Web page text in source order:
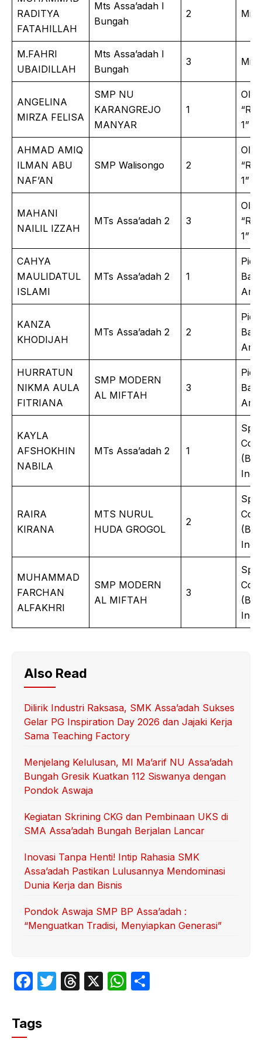
RADITYA
FATAHILLAH
Mts Assa’adah I
Bungah
2 Mini
M.FAHRI
UBAIDILLAH
Mts Assa’adah I
Bungah
3 Mini
ANGELINA
MIRZA FELISA
SMP NU
KARANGREJO
MANYAR
1
1”
AHMAD AMIQ
ILMAN ABU
NAF’AN
SMP Walisongo 2
1”
MAHANI
NAILIL IZZAH
MTs Assa’adah 2 3
1”
CAHYA
MAULIDATUL
ISLAMI
MTs Assa’adah 2 1
KANZA
KHODIJAH
MTs Assa’adah 2 2
HURRATUN
NIKMA AULA
FITRIANA
SMP MODERN
AL MIFTAH
3
KAYLA
AFSHOKHIN
NABILA
MTs Assa’adah 2 1
RAIRA
KIRANA
MTS NURUL
HUDA GROGOL
2
MUHAMMAD
FARCHAN
ALFAKHRI
SMP MODERN
AL MIFTAH
3
Also Read
Dilirik Industri Raksasa, SMK Assa’adah Sukses
Gelar PG Inspiration Day 2026 dan Jajaki Kerja
Sama Teaching Factory
Menjelang Kelulusan, MI Ma’arif NU Assa’adah
Bungah Gresik Kuatkan 112 Siswanya dengan
Pondok Aswaja
Kegiatan Skrining CKG dan Pembinaan UKS di
SMA Assa’adah Bungah Berjalan Lancar
Inovasi Tanpa Henti! Intip Rahasia SMK
Assa’adah Pastikan Lulusannya Mendominasi
Dunia Kerja dan Bisnis
Pondok Aswaja SMP BP Assa’adah :
“Menguatkan Tradisi, Menyiapkan Generasi”
F
c
e
T
T
X
W
Tags